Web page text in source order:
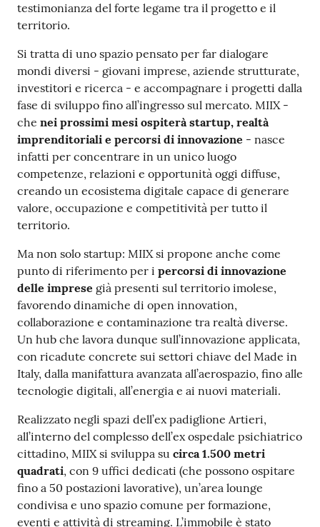
testimonianza del forte legame tra il progetto e il
territorio.
Si tratta di uno spazio pensato per far dialogare
mondi diversi - giovani imprese, aziende strutturate,
investitori e ricerca - e accompagnare i progetti dalla
fase di sviluppo fino all’ingresso sul mercato. MIIX -
che nei prossimi mesi ospiterà startup, realtà
imprenditoriali e percorsi di innovazione - nasce
infatti per concentrare in un unico luogo
competenze, relazioni e opportunità oggi diffuse,
creando un ecosistema digitale capace di generare
valore, occupazione e competitività per tutto il
territorio.
Ma non solo startup: MIIX si propone anche come
punto di riferimento per i percorsi di innovazione
delle imprese già presenti sul territorio imolese,
favorendo dinamiche di open innovation,
collaborazione e contaminazione tra realtà diverse.
Un hub che lavora dunque sull’innovazione applicata,
con ricadute concrete sui settori chiave del Made in
Italy, dalla manifattura avanzata all’aerospazio, fino alle
tecnologie digitali, all’energia e ai nuovi materiali.
Realizzato negli spazi dell’ex padiglione Artieri,
all’interno del complesso dell’ex ospedale psichiatrico
cittadino, MIIX si sviluppa su circa 1.500 metri
quadrati, con 9 uffici dedicati (che possono ospitare
fino a 50 postazioni lavorative), un’area lounge
condivisa e uno spazio comune per formazione,
eventi e attività di streaming. L’immobile è stato